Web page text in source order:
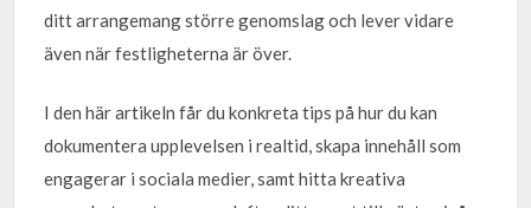
ditt arrangemang större genomslag och lever vidare
även när festligheterna är över.
I den här artikeln får du konkreta tips på hur du kan
dokumentera upplevelsen i realtid, skapa innehåll som
engagerar i sociala medier, samt hitta kreativa